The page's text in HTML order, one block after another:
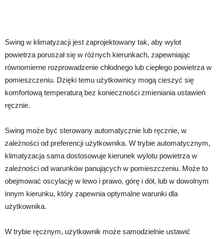
Swing w klimatyzacji jest zaprojektowany tak, aby wylot
powietrza poruszał się w różnych kierunkach, zapewniając
równomierne rozprowadzenie chłodnego lub ciepłego powietrza w
pomieszczeniu. Dzięki temu użytkownicy mogą cieszyć się
komfortową temperaturą bez konieczności zmieniania ustawień
ręcznie.
Swing może być sterowany automatycznie lub ręcznie, w
zależności od preferencji użytkownika. W trybie automatycznym,
klimatyzacja sama dostosowuje kierunek wylotu powietrza w
zależności od warunków panujących w pomieszczeniu. Może to
obejmować oscylację w lewo i prawo, górę i dół, lub w dowolnym
innym kierunku, który zapewnia optymalne warunki dla
użytkownika.
W trybie ręcznym, użytkownik może samodzielnie ustawić